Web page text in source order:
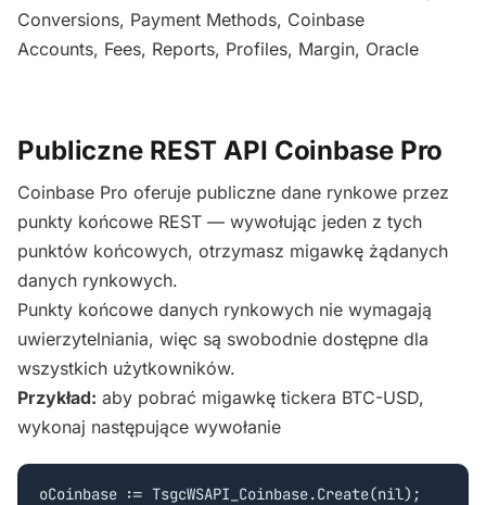
Conversions, Payment Methods, Coinbase
Accounts, Fees, Reports, Profiles, Margin, Oracle
Publiczne REST API Coinbase Pro
Coinbase Pro oferuje publiczne dane rynkowe przez
punkty końcowe REST — wywołując jeden z tych
punktów końcowych, otrzymasz migawkę żądanych
danych rynkowych.
Punkty końcowe danych rynkowych nie wymagają
uwierzytelniania, więc są swobodnie dostępne dla
wszystkich użytkowników.
Przykład: aby pobrać migawkę tickera BTC-USD,
wykonaj następujące wywołanie
oCoinbase := TsgcWSAPI_Coinbase.Create(nil);